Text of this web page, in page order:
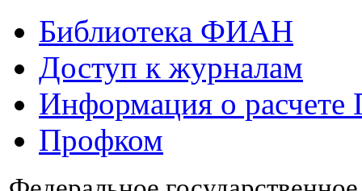
Библиотека ФИАН
Доступ к журналам
Информация о
Профком